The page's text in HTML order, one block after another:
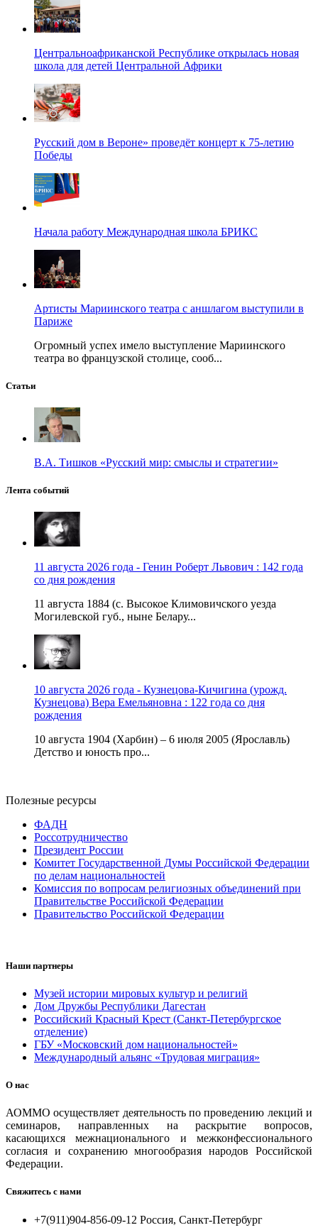
Центральноафриканской Республике открылась новая
школа для детей Центральной Африки
Русский дом в Вероне» проведёт концерт к 75-летию
Победы
Начала работу Международная школа БРИКС
Артисты Мариинского театра с аншлагом выступили в
Париже
Огромный успех имело выступление Мариинского
театра во французской столице, сооб...
Статьи
В.А. Тишков «Русский мир: смыслы и стратегии»
Лента событий
11 августа 2026 года - Генин Роберт Львович : 142 года
со дня рождения
11 августа 1884 (с. Высокое Климовичского уезда
Могилевской губ., ныне Белару...
10 августа 2026 года - Кузнецова-Кичигина (урожд.
Кузнецова) Вера Емельяновна : 122 года со дня
рождения
10 августа 1904 (Харбин) – 6 июля 2005 (Ярославль)
Детство и юность про...
Полезные ресурсы
ФАДН
Россотрудничество
Президент России
Комитет Государственной Думы Российской Федерации
по делам национальностей
Комиссия по вопросам религиозных объединений при
Правительстве Российской Федерации
Правительство Российской Федерации
Наши партнеры
Музей истории мировых культур и религий
Дом Дружбы Республики Дагестан
Российский Красный Крест (Санкт-Петербургское
отделение)
ГБУ «Московский дом национальностей»
Международный альянс «Трудовая миграция»
О нас
АОММО осуществляет деятельность по проведению лекций и
семинаров, направленных на раскрытие вопросов,
касающихся межнационального и межконфессионального
согласия и сохранению многообразия народов Российской
Федерации.
Свяжитесь с нами
+7(911)904-856-09-12 Россия, Санкт-Петербург